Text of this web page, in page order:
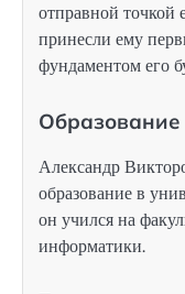
отправной точкой
принесли ему
фундаментом его
Образование
Александр
образование в
он учился на
информатики.